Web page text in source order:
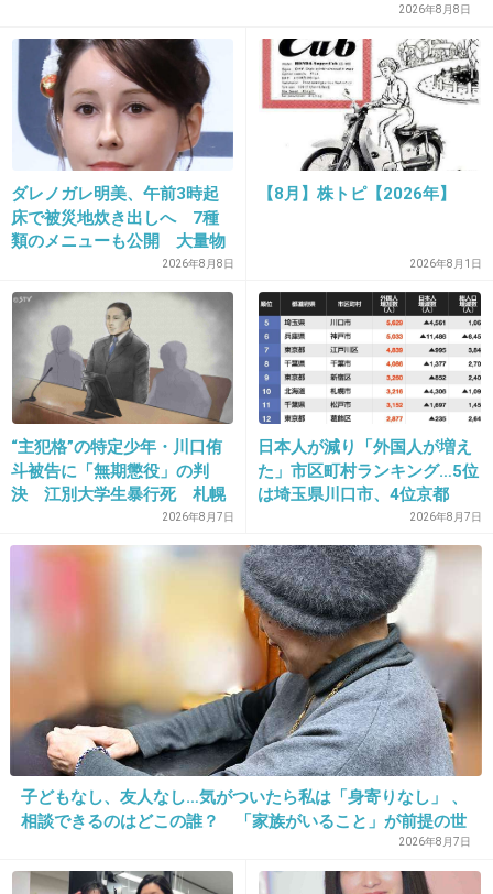
出典：news.mynavi.jp
9件の返信
16. 匿名2019/11/06(水) 17:40:12
私なら恥ずかしくて引きこもりになるわ…
超剛健メンタルだな
+665
17. 匿名2019/11/06(水) 17:40:34
あー笑えてきた(棒)
2026年8月8日
ダレノガレ明美、午前3時起
床で被災地炊き出しへ 7種
類のメニューも公開 大量物
2026年8月8日
【8月】株トピ【2026年】
2026年8月1日
“主犯格”の特定少年・川口侑
斗被告に「無期懲役」の判
決 江別大学生暴行死 札幌
2026年8月7日
日本人が減り「外国人が増え
た」市区町村ランキング…5位
は埼玉県川口市、4位京都
市、ではトップ3は？2026年8月7日
子どもなし、友人なし…気がついたら私は「身寄りなし」 、
相談できるのはどこの誰？ 「家族がいること」が前提の世
2026年8月7日